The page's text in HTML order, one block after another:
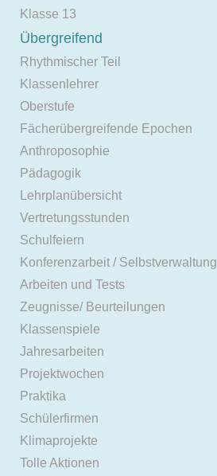
Klasse 13
Übergreifend
Rhythmischer Teil
Klassenlehrer
Oberstufe
Fächerübergreifende Epochen
Anthroposophie
Pädagogik
Lehrplanübersicht
Vertretungsstunden
Schulfeiern
Konferenzarbeit / Selbstverwaltung
Arbeiten und Tests
Zeugnisse/ Beurteilungen
Klassenspiele
Jahresarbeiten
Projektwochen
Praktika
Schülerfirmen
Klimaprojekte
Tolle Aktionen